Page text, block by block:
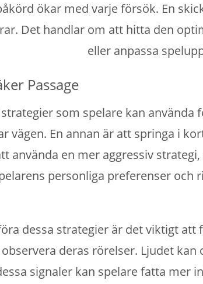
ökar med varje försök. En
Det handlar om att hitta den
eller anpassa
Passage
som spelare kan
vägen. En annan är att springa i
använda en mer aggressiv
personliga preferenser
dessa strategier är det viktigt att
deras rörelser. Ljudet
signaler kan spelare fatta mer